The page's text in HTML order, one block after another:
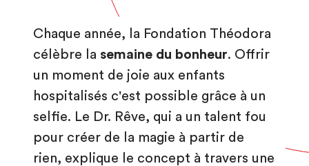
Chaque année, la Fondation Théodora
célèbre la semaine du bonheur. Offrir
un moment de joie aux enfants
hospitalisés c'est possible grâce à un
selfie. Le Dr. Rêve, qui a un talent fou
pour créer de la magie à partir de
rien, explique le concept à travers une